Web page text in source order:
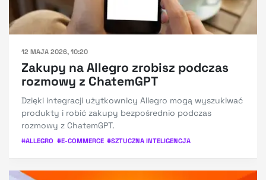
12 MAJA 2026, 10:20
Zakupy na Allegro zrobisz podczas
rozmowy z ChatemGPT
Dzięki integracji użytkownicy Allegro mogą wyszukiwać
produkty i robić zakupy bezpośrednio podczas
rozmowy z ChatemGPT.
#ALLEGRO #E-COMMERCE #SZTUCZNA INTELIGENCJA